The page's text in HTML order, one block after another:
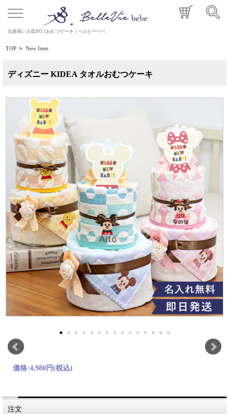
出産祝い人気NO.1おむつケーキ｜ベルビーベベ
TOP > New Item
ディズニー KIDEA タオルおむつケーキ
価格:4,980円(税込)
注文